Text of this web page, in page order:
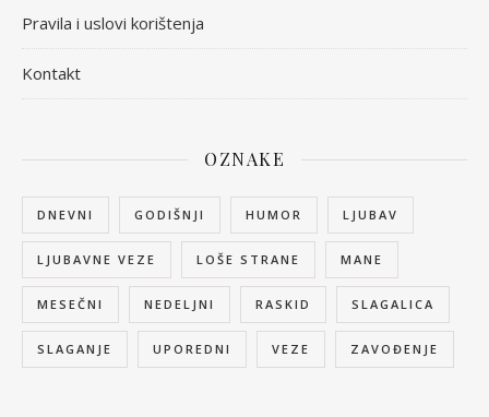
Pravila i uslovi korištenja
Kontakt
OZNAKE
DNEVNI GODIŠNJI HUMOR LJUBAV
LJUBAVNE VEZE LOŠE STRANE MANE
MESEČNI NEDELJNI RASKID SLAGALICA
SLAGANJE UPOREDNI VEZE ZAVOĐENJE